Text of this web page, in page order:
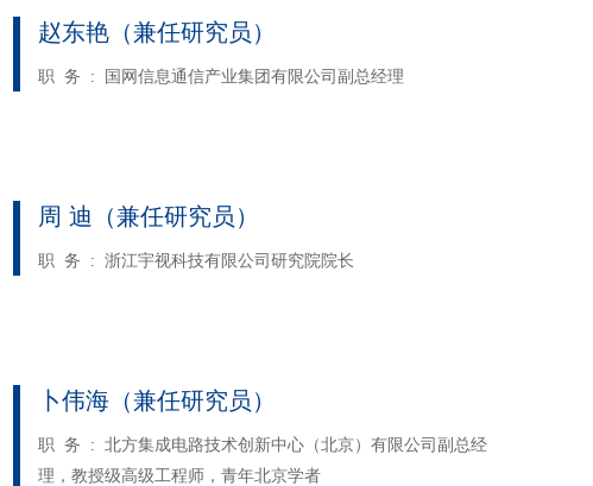
赵东艳（兼任研究员）
职 务 : 国网信息通信产业集团有限公司副总经理
周 迪（兼任研究员）
职 务 : 浙江宇视科技有限公司研究院院长
卜伟海（兼任研究员）
职 务 : 北方集成电路技术创新中心（北京）有限公司副总经
理，教授级高级工程师，青年北京学者